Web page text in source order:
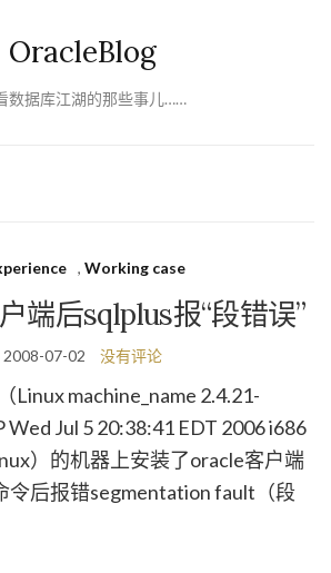
OracleBlog
数据库江湖的那些事儿……
, Working case
端后sqlplus报“段错误”
2008-07-02 没有评论
Linux machine_name 2.4.21-
Wed Jul 5 20:38:41 EDT 2006 i686
）的机器上安装了oracle客户端
令后报错segmentation fault（段